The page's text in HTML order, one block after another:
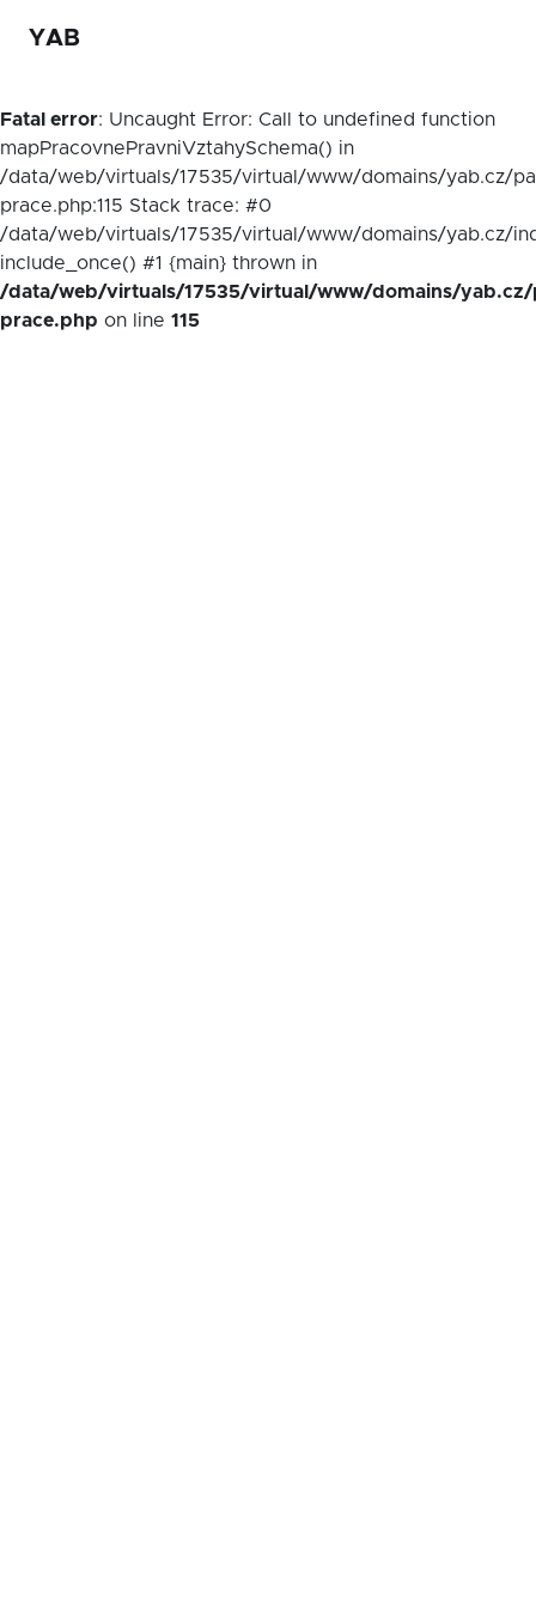
YAB
Fatal error: Uncaught Error: Call to undefined function
mapPracovnePravniVztahySchema() in
/data/web/virtuals/17535/virtual/www/domains/yab.cz/
prace.php:115 Stack trace: #0
/data/web/virtuals/17535/virtual/www/domains/yab.cz/
include_once() #1 {main} thrown in
/data/web/virtuals/17535/virtual/www/domains/yab.cz/
prace.php on line 115